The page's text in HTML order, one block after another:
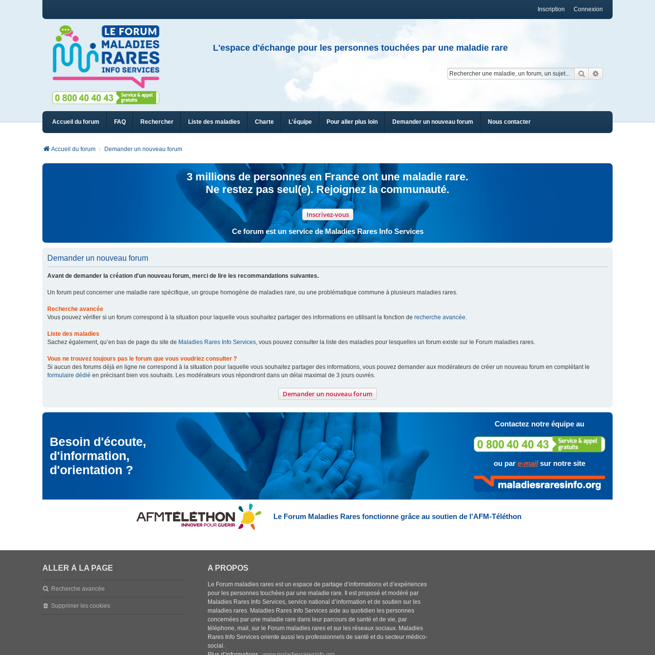
Connexion
Inscription
L'espace d'échange pour les personnes touchées par une maladie rare
Rechercher
Accueil du forum FAQ Rechercher Liste des maladies Charte L'équipe Pour aller plus loin Demander un nouveau forum Nous contacter
Accueil du forum Demander un nouveau forum
3 millions de personnes en France ont une maladie rare.
Ne restez pas seul(e). Rejoignez la communauté.
Inscrivez-vous
Ce forum est un service de Maladies Rares Info Services
Demander un nouveau forum
Avant de demander la création d'un nouveau forum, merci de lire les recommandations suivantes.
Un forum peut concerner une maladie rare spécifique, un groupe homogène de maladies rare, ou une problématique commune à plusieurs maladies rares.
Recherche avancée
Vous pouvez vérifier si un forum correspond à la situation pour laquelle vous souhaitez partager des informations en utilisant la fonction de recherche avancée.
Liste des maladies
Sachez également, qu’en bas de page du site de Maladies Rares Info Services, vous pouvez consulter la liste des maladies pour lesquelles un forum existe sur le Forum maladies rares.
Vous ne trouvez toujours pas le forum que vous voudriez consulter ?
Si aucun des forums déjà en ligne ne correspond à la situation pour laquelle vous souhaitez partager des informations, vous pouvez demander aux modérateurs de créer un nouveau forum en complétant le
formulaire dédié en précisant bien vos souhaits. Les modérateurs vous répondront dans un délai maximal de 3 jours ouvrés.
Demander un nouveau forum
Besoin d'écoute,
d'information,
d'orientation ?
Contactez notre équipe au
ou par e-mailsur notre site
Le Forum Maladies Rares fonctionne grâce au soutien de l'AFM-Téléthon
ALLER À LA PAGE
Recherche avancée
Supprimer les cookies
A PROPOS
Le Forum maladies rares est un espace de partage d’informations et d’expériences
pour les personnes touchées par une maladie rare. Il est proposé et modéré par
Maladies Rares Info Services, service national d’information et de soutien sur les
maladies rares. Maladies Rares Info Services aide au quotidien les personnes
concernées par une maladie rare dans leur parcours de santé et de vie, par
téléphone, mail, sur le Forum maladies rares et sur les réseaux sociaux. Maladies
Rares Info Services oriente aussi les professionnels de santé et du secteur médico-
social.